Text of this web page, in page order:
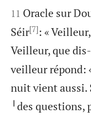


11 Oracle sur
Séir[7]: «
Veilleur, que
veilleur répond:
nuit vient aussi.
╵des questions,